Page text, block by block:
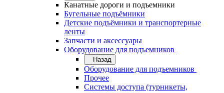
Канатные дороги и подъемники
Бугельные подъёмники
Детские подъёмники и транспортерные
ленты
Запчасти и аксессуары
Оборудование для подъемников
Назад
Оборудование для подъемников
Прочее
Системы доступа (турникеты,